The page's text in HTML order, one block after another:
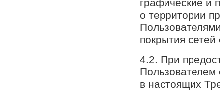
графические и
о территории
покрытия
4.2. При
Пользователем
в настоящих